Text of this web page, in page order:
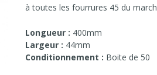
à toutes les fourrures 45 du
Longueur : 400mm
Largeur : 44mm
Conditionnement : Boite de 50